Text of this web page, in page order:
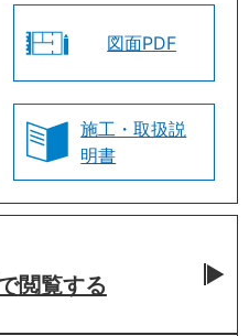
図面PDF
施工・取扱説
明書
閲覧する